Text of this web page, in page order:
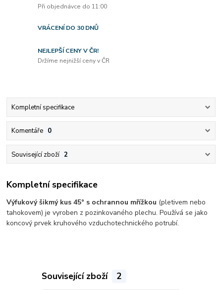
Při objednávce do 11:00
VRÁCENÍ DO 30 DNŮ
NEJLEPŠÍ CENY V ČR!
Držíme nejnižší ceny v ČR
Kompletní specifikace
Komentáře 0
Související zboží 2
Kompletní specifikace
Výfukový šikmý kus 45° s ochrannou mřížkou (pletivem nebo
tahokovem) je vyroben z pozinkovaného plechu. Používá se jako
koncový prvek kruhového vzduchotechnického potrubí.
Související zboží 2